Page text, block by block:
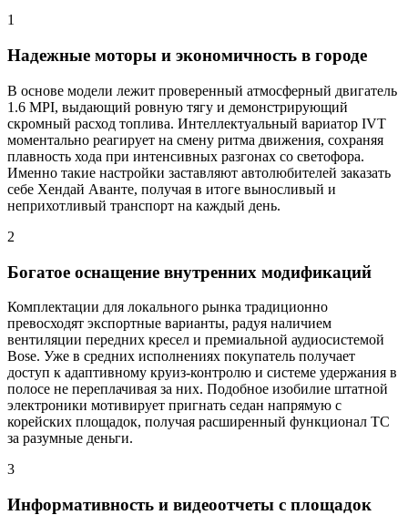
1
Надежные моторы и экономичность в городе
В основе модели лежит проверенный атмосферный двигатель
1.6 MPI, выдающий ровную тягу и демонстрирующий
скромный расход топлива. Интеллектуальный вариатор IVT
моментально реагирует на смену ритма движения, сохраняя
плавность хода при интенсивных разгонах со светофора.
Именно такие настройки заставляют автолюбителей заказать
себе Хендай Аванте, получая в итоге выносливый и
неприхотливый транспорт на каждый день.
2
Богатое оснащение внутренних модификаций
Комплектации для локального рынка традиционно
превосходят экспортные варианты, радуя наличием
вентиляции передних кресел и премиальной аудиосистемой
Bose. Уже в средних исполнениях покупатель получает
доступ к адаптивному круиз-контролю и системе удержания в
полосе не переплачивая за них. Подобное изобилие штатной
электроники мотивирует пригнать седан напрямую с
корейских площадок, получая расширенный функционал ТС
за разумные деньги.
3
Информативность и видеоотчеты с площадок